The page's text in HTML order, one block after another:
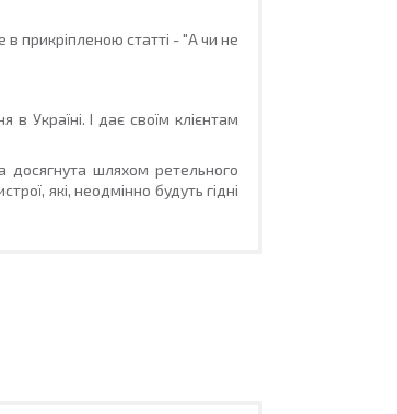
прикріпленою статті - "А чи не
Україні. І дає своїм клієнтам
досягнута шляхом ретельного
які, неодмінно будуть гідні